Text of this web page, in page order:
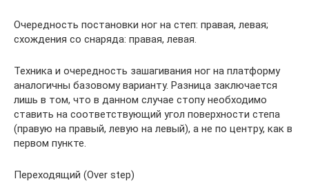
Очередность постановки ног на степ: правая, левая;
схождения со снаряда: правая, левая.
Техника и очередность зашагивания ног на платформу
аналогичны базовому варианту. Разница заключается
лишь в том, что в данном случае стопу необходимо
ставить на соответствующий угол поверхности степа
(правую на правый, левую на левый), а не по центру, как в
первом пункте.
Переходящий (Over step)